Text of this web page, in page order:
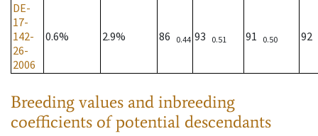
DE-
17-
142-
26-
2006
0.6% 2.9% 86 0.44 93 0.51 91 0.50 92
Breeding values and inbreeding
coefficients of potential descendants